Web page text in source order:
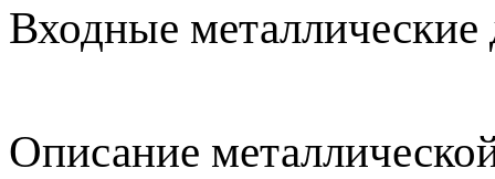
Входные
Описание